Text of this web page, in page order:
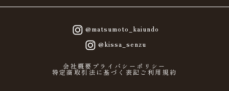
適当と判断した時は、その会員登録を承認しない場合があ
また一度承認した会員であっても前述のいずれかであるこ
とが判明した場合は、ただちに承認を取り消させていただ
個人利用以外に転用、商用することを禁止しま
@matsumoto_kaiundo
@kissa_senzu
会社概要 プライバシーポリシー
特定商取引法に基づく表記 ご利用規約